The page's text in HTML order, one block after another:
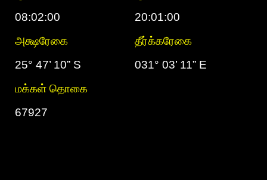
08:02:00
20:01:00
அக்ஷரேகை
தீர்க்கரேகை
25° 47’ 10” S
031° 03’ 11” E
மக்கள் தொகை
67927